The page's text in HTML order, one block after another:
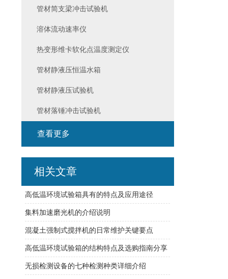
管材简支梁冲击试验机
溶体流动速率仪
热变形维卡软化点温度测定仪
管材静液压恒温水箱
管材静液压试验机
管材落锤冲击试验机
查看更多
相关文章
高低温环境试验箱具有的特点及应用途径
集料加速磨光机的介绍说明
混凝土强制式搅拌机的日常维护关键要点
高低温环境试验箱的结构特点及选购指南分享
无损检测设备的七种检测种类详细介绍